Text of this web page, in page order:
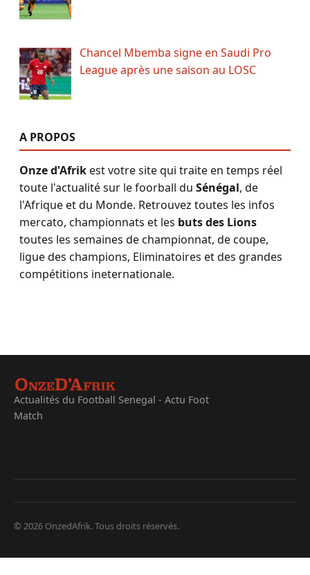
Chancel Mbemba signe en Saudi Pro
League après une saison au LOSC
A PROPOS
Onze d'Afrikest votre site qui traite en temps réel
toute l'actualité sur le foorball du Sénégal, de
l'Afrique et du Monde. Retrouvez toutes les infos
mercato, championnats et les buts des Lions
toutes les semaines de championnat, de coupe,
ligue des champions, Eliminatoires et des grandes
compétitions ineternationale.
Actualités du Football Senegal - Actu Foot
Match
© 2026 OnzedAfrik. Tous droits réservés.